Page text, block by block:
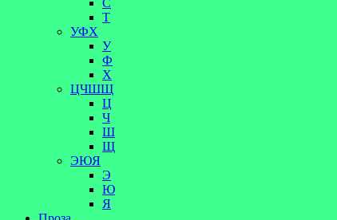
С
Т
УФХ
У
Ф
Х
ЦЧШЩ
Ц
Ч
Ш
Щ
ЭЮЯ
Э
Ю
Я